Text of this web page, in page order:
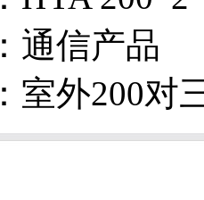
通信产品
室外200对